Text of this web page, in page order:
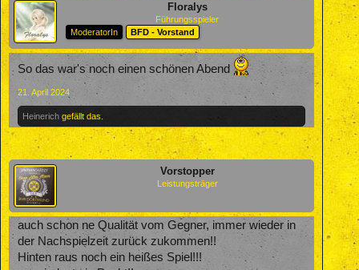
Floralys
Führungsspieler
ModeratorIn
BFD - Vorstand
So das war's noch einen schönen Abend
21. April 2024
Heinerich gefällt das.
Vorstopper
Leistungsträger
auch schon ne Qualität vom Gegner, immer wieder in
der Nachspielzeit zurück zukommen!!
Hinten raus noch ein heißes Spiel!!!